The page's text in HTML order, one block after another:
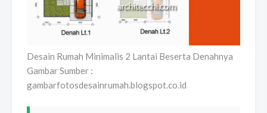
Desain Rumah Minimalis 2 Lantai Beserta Denahnya
Gambar Sumber :
gambarfotosdesainrumah.blogspot.co.id